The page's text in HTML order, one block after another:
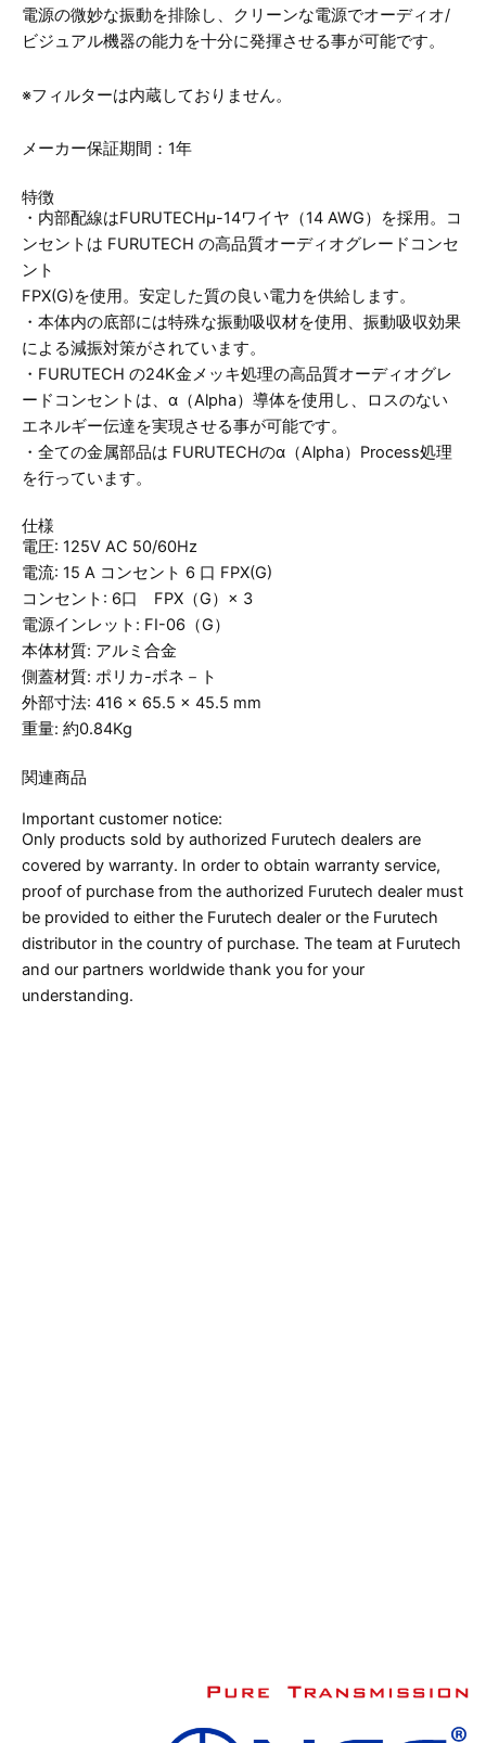
電源の微妙な振動を排除し、クリーンな電源でオーディオ/
ビジュアル機器の能力を十分に発揮させる事が可能です。
※フィルターは内蔵しておりません。
メーカー保証期間：1年
特徴
・内部配線はFURUTECHμ-14ワイヤ（14 AWG）を採用。コ
ンセントは FURUTECH の高品質オーディオグレードコンセ
ント
FPX(G)を使用。安定した質の良い電力を供給します。
・本体内の底部には特殊な振動吸収材を使用、振動吸収効果
による減振対策がされています。
・FURUTECH の24K金メッキ処理の高品質オーディオグレ
ードコンセントは、α（Alpha）導体を使用し、ロスのない
エネルギー伝達を実現させる事が可能です。
・全ての金属部品は FURUTECHのα（Alpha）Process処理
を行っています。
仕様
電圧: 125V AC 50/60Hz
電流: 15 A コンセント 6 口 FPX(G)
コンセント: 6口 FPX（G）× 3
電源インレット: FI-06（G）
本体材質: アルミ合金
側蓋材質: ポリカ-ボネ－ト
外部寸法: 416 × 65.5 × 45.5 mm
重量: 約0.84Kg
関連商品
Important customer notice:
Only products sold by authorized Furutech dealers are
covered by warranty. In order to obtain warranty service,
proof of purchase from the authorized Furutech dealer must
be provided to either the Furutech dealer or the Furutech
distributor in the country of purchase. The team at Furutech
and our partners worldwide thank you for your
understanding.